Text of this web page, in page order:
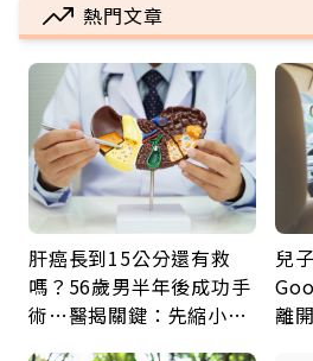
熱門文章
肝癌長到15公分還有救
嗎？56歲男半年後成功手
術…醫揭關鍵：先縮小腫
兒
離